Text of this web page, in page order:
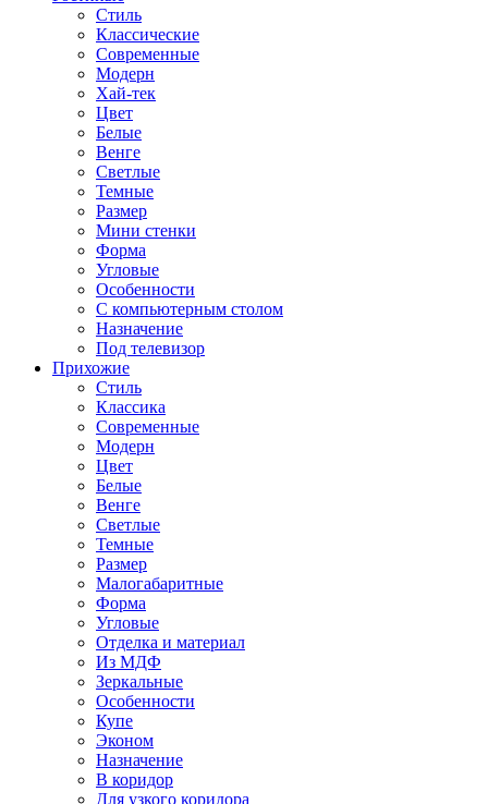
Стиль
Классические
Современные
Модерн
Хай-тек
Цвет
Белые
Венге
Светлые
Темные
Размер
Мини стенки
Форма
Угловые
Особенности
С компьютерным столом
Назначение
Под телевизор
Прихожие
Стиль
Классика
Современные
Модерн
Цвет
Белые
Венге
Светлые
Темные
Размер
Малогабаритные
Форма
Угловые
Отделка и материал
Из МДФ
Зеркальные
Особенности
Купе
Эконом
Назначение
В коридор
Для узкого коридора